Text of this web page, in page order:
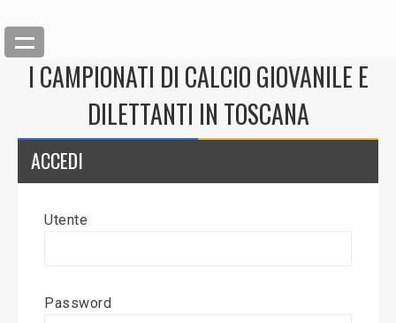
Back
Modifica News
I CAMPIONATI DI CALCIO GIOVANILE E
DILETTANTI IN TOSCANA
ACCEDI
Utente
Password